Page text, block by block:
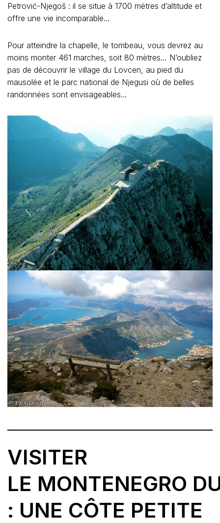
Petrović-Njegoš : il se situe à 1700 mètres d’altitude et
offre une vie incomparable…
Pour atteindre la chapelle, le tombeau, vous devrez au
moins monter 461 marches, soit 80 mètres… N’oubliez
pas de découvrir le village du Lovcen, au pied du
mausolée et le parc national de Njegusi où de belles
randonnées sont envisageables…
VISITER
LE MONTENEGRO
: UNE CÔTE PETITE